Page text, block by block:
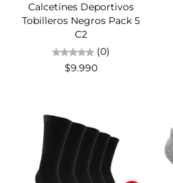
Calcetines Deportivos
Tobilleros Negros Pack 5
C2
(0)
$9.990